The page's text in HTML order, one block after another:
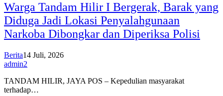
Warga Tandam Hilir I Bergerak, Barak yang
Diduga Jadi Lokasi Penyalahgunaan
Narkoba Dibongkar dan Diperiksa Polisi
Berita14 Juli, 2026
admin2
TANDAM HILIR, JAYA POS – Kepedulian masyarakat
terhadap…